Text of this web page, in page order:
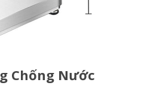
Chống Nước